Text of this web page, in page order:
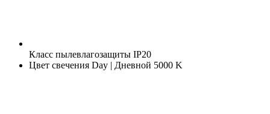
Класс пылевлагозащиты IP20
Цвет свечения Day | Дневной 5000 K